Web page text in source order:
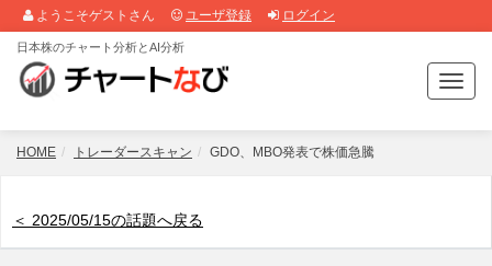
ようこそゲストさん ユーザ登録 ログイン
T
o
g
日本株のチャート分析とAI分析
HOME トレーダースキャン GDO、MBO発表で株価急騰
＜ 2025/05/15の話題へ戻る